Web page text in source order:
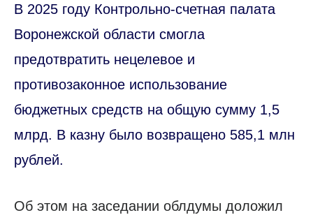
В 2025 году Контрольно-счетная палата
Воронежской области смогла
предотвратить нецелевое и
противозаконное использование
бюджетных средств на общую сумму 1,5
млрд. В казну было возвращено 585,1 млн
рублей.
Об этом на заседании облдумы доложил